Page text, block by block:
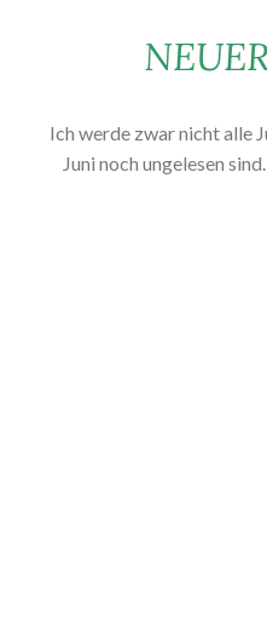
Ich werde zwar nicht alle
Juni noch ungelesen